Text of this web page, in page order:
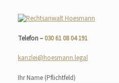
Telefon –030 61 08 04 191
kanzlei@hoesmann.legal
Ihr Name (Pflichtfeld)